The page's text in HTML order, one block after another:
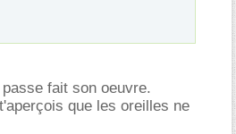
fait son oeuvre.
que les oreilles ne